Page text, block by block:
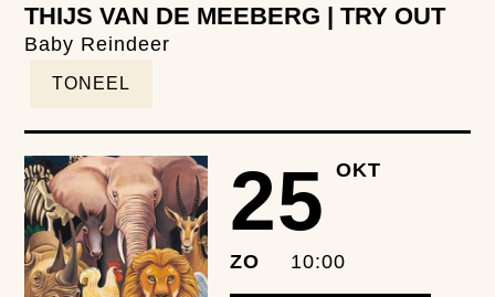
THIJS VAN DE MEEBERG | TRY OUT
Baby Reindeer
TONEEL
25 OKT
ZO 10:00